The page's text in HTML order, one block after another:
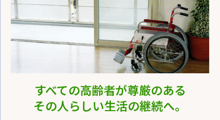
すべての高齢者が尊厳のある
その人らしい生活の継続へ。